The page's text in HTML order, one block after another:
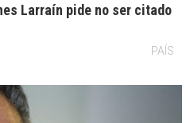
Larraín pide no ser citado
PAÍS